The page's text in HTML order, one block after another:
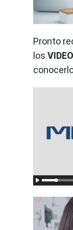
Pronto
los